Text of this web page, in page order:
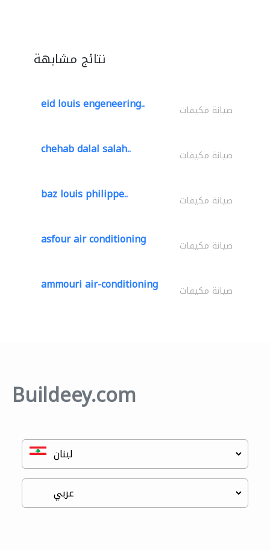
نتائج مشابهة
eid louis engeneering.. صيانة مكيفات
chehab dalal salah.. صيانة مكيفات
baz louis philippe.. صيانة مكيفات
asfour air conditioning صيانة مكيفات
ammouri air-conditioning صيانة مكيفات
Buildeey.com